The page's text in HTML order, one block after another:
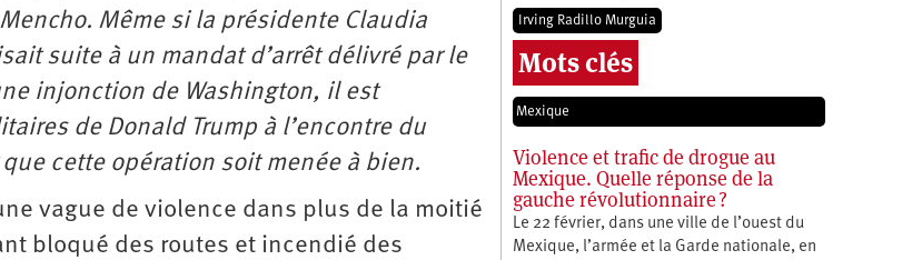
Même si la présidente Claudia
suite à un mandat d’arrêt délivré par le
injonction de Washington, il est
de Donald Trump à l’encontre du
cette opération soit menée à bien.
vague de violence dans plus de la moitié
bloqué des routes et incendié des
Irving Radillo Murguia
Mots clés
Mexique
Violence et trafic de drogue au
Mexique. Quelle réponse de la
gauche révolutionnaire ?
Le 22 février, dans une ville de l’ouest du
Mexique, l’armée et la Garde nationale, en